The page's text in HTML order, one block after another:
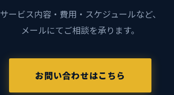
サービス内容・費用・スケジュールなど、
メールにてご相談を承ります。
お問い合わせはこちら